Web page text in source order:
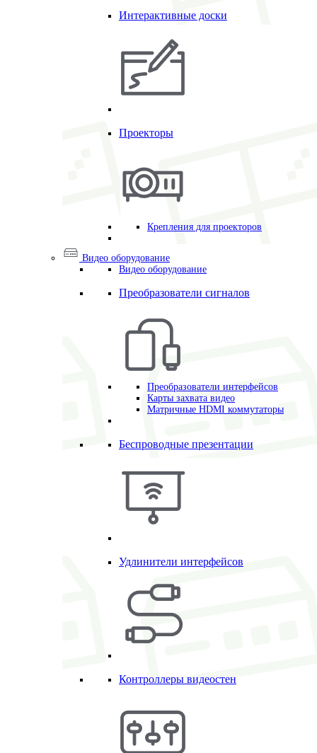
Интерактивные доски
Проекторы
Крепления для проекторов
Видео оборудование
Видео оборудование
Преобразователи сигналов
Преобразователи интерфейсов
Карты захвата видео
Матричные HDMI коммутаторы
Беспроводные презентации
Удлинители интерфейсов
Контроллеры видеостен